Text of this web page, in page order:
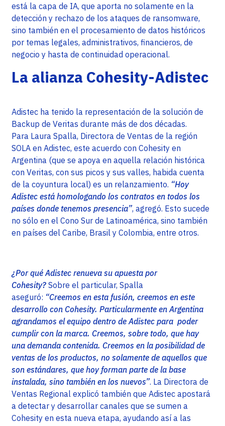
está la capa de IA, que aporta no solamente en la
detección y rechazo de los ataques de ransomware,
sino también en el procesamiento de datos históricos
por temas legales, administrativos, financieros, de
negocio y hasta de continuidad operacional.
La alianza Cohesity-Adistec
Adistec ha tenido la representación de la solución de
Backup de Veritas durante más de dos décadas.
Para Laura Spalla, Directora de Ventas de la región
SOLA en Adistec, este acuerdo con Cohesity en
Argentina (que se apoya en aquella relación histórica
con Veritas, con sus picos y sus valles, habida cuenta
de la coyuntura local) es un relanzamiento. “Hoy
Adistec está homologando los contratos en todos los
países donde tenemos presencia”, agregó. Esto sucede
no sólo en el Cono Sur de Latinoamérica, sino también
en países del Caribe, Brasil y Colombia, entre otros.
¿Por qué Adistec renueva su apuesta por
Cohesity? Sobre el particular, Spalla
aseguró: “Creemos en esta fusión, creemos en este
desarrollo con Cohesity. Particularmente en Argentina
agrandamos el equipo dentro de Adistec para poder
cumplir con la marca. Creemos, sobre todo, que hay
una demanda contenida. Creemos en la posibilidad de
ventas de los productos, no solamente de aquellos que
son estándares, que hoy forman parte de la base
instalada, sino también en los nuevos”. La Directora de
Ventas Regional explicó también que Adistec apostará
a detectar y desarrollar canales que se sumen a
Cohesity en esta nueva etapa, ayudando así a las